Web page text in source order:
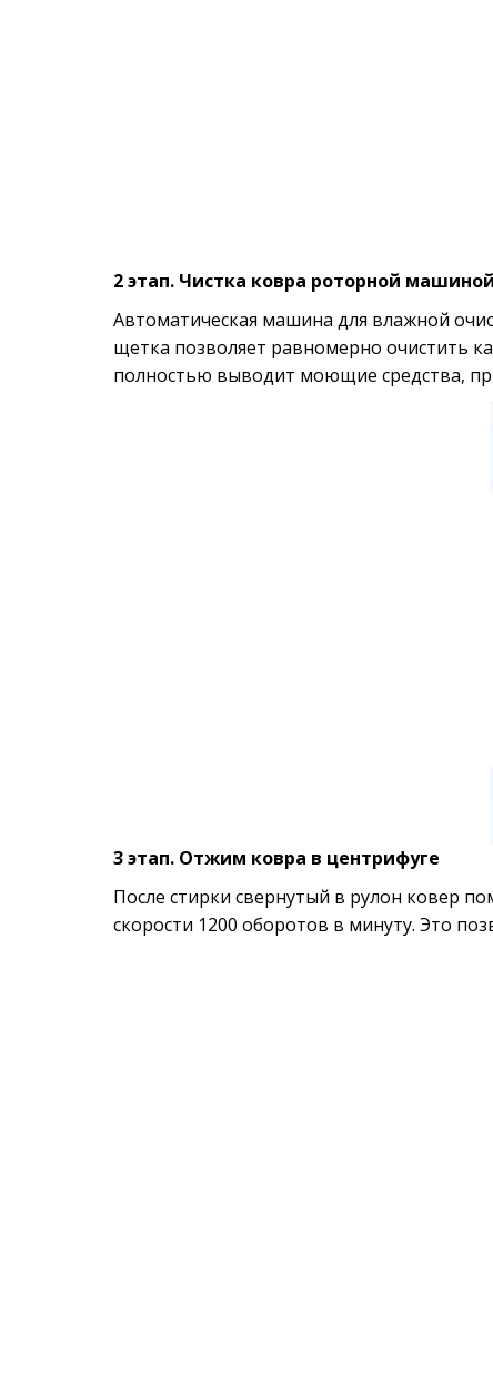
2 этап. Чистка ковра роторной машиной
Автоматическая машина для влажной
щетка позволяет равномерно очистить
полностью выводит моющие средства,
3 этап. Отжим ковра в центрифуге
После стирки свернутый в рулон ковер
скорости 1200 оборотов в минуту. Это